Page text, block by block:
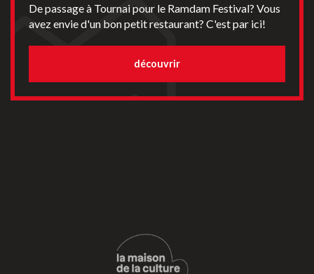
De passage à Tournai pour le Ramdam Festival? Vous
avez envie d'un bon petit restaurant? C'est par ici!
découvrir